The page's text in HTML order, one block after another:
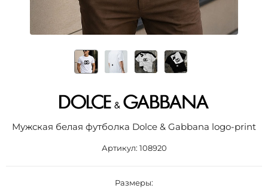
Мужская белая футболка Dolce & Gabbana logo-print
Артикул: 108920
Размеры: